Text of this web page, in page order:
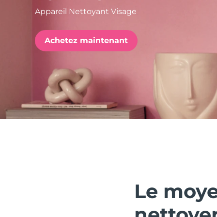
Appareil Nettoyant Visage
Achetez maintenant
Le
issa™ Teeth Whitening Set
FAQ™ Dual LED Panel
POPULAIRE